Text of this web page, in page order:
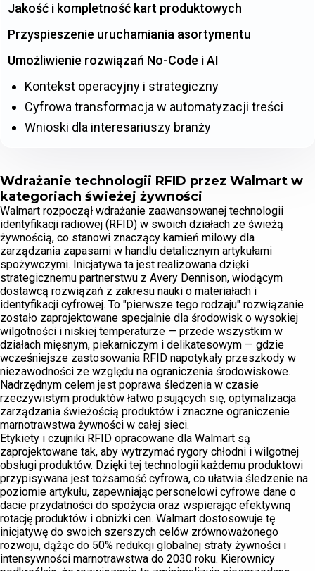
Wdrażanie technologii RFID przez Walmart w
kategoriach świeżej żywności
Walmart rozpoczął wdrażanie zaawansowanej technologii
identyfikacji radiowej (RFID) w swoich działach ze świeżą
żywnością, co stanowi znaczący kamień milowy dla
zarządzania zapasami w handlu detalicznym artykułami
spożywczymi. Inicjatywa ta jest realizowana dzięki
strategicznemu partnerstwu z Avery Dennison, wiodącym
dostawcą rozwiązań z zakresu nauki o materiałach i
identyfikacji cyfrowej. To "pierwsze tego rodzaju" rozwiązanie
zostało zaprojektowane specjalnie dla środowisk o wysokiej
wilgotności i niskiej temperaturze — przede wszystkim w
działach mięsnym, piekarniczym i delikatesowym — gdzie
wcześniejsze zastosowania RFID napotykały przeszkody w
niezawodności ze względu na ograniczenia środowiskowe.
Nadrzędnym celem jest poprawa śledzenia w czasie
rzeczywistym produktów łatwo psujących się, optymalizacja
zarządzania świeżością produktów i znaczne ograniczenie
marnotrawstwa żywności w całej sieci.
Etykiety i czujniki RFID opracowane dla Walmart są
zaprojektowane tak, aby wytrzymać rygory chłodni i wilgotnej
obsługi produktów. Dzięki tej technologii każdemu produktowi
przypisywana jest tożsamość cyfrowa, co ułatwia śledzenie na
poziomie artykułu, zapewniając personelowi cyfrowe dane o
dacie przydatności do spożycia oraz wspierając efektywną
rotację produktów i obniżki cen. Walmart dostosowuje tę
inicjatywę do swoich szerszych celów zrównoważonego
rozwoju, dążąc do 50% redukcji globalnej straty żywności i
intensywności marnotrawstwa do 2030 roku. Kierownicy
Jakość i kompletność kart produktowych
Przyspieszenie uruchamiania asortymentu
Umożliwienie rozwiązań No-Code i AI
Kontekst operacyjny i strategiczny
Cyfrowa transformacja w automatyzacji treści
Wnioski dla interesariuszy branży